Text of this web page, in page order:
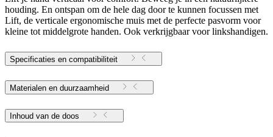
houding. En ontspan om de hele dag door te kunnen focussen met
Lift, de verticale ergonomische muis met de perfecte pasvorm voor
kleine tot middelgrote handen. Ook verkrijgbaar voor linkshandigen.
Specificaties en compatibiliteit
Materialen en duurzaamheid
Inhoud van de doos